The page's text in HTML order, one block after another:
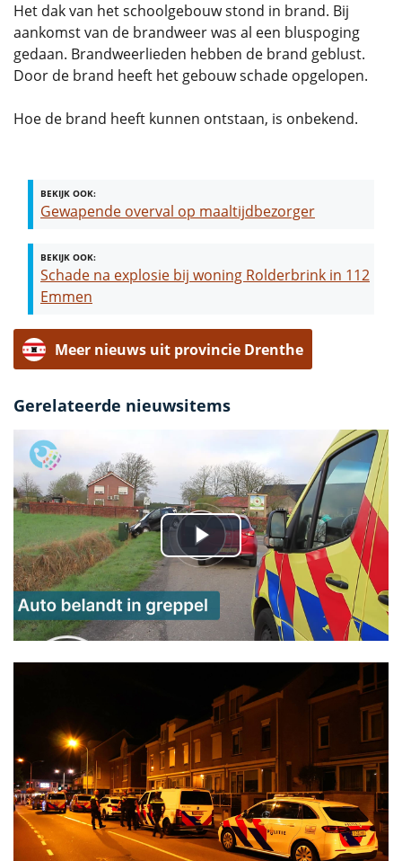
Het dak van het schoolgebouw stond in brand. Bij
aankomst van de brandweer was al een bluspoging
gedaan. Brandweerlieden hebben de brand geblust.
Door de brand heeft het gebouw schade opgelopen.
Hoe de brand heeft kunnen ontstaan, is onbekend.
BEKIJK OOK:
Gewapende overval op maaltijdbezorger
BEKIJK OOK:
Schade na explosie bij woning Rolderbrink in 112
Emmen
Meer nieuws uit provincie Drenthe
Gerelateerde nieuwsitems